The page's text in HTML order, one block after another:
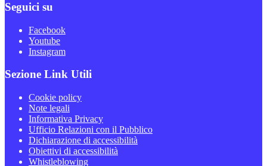
Seguici su
Facebook
Youtube
Instagram
Sezione Link Utili
Cookie policy
Note legali
Informativa Privacy
Ufficio Relazioni con il Pubblico
Dichiarazione di accessibilità
Obiettivi di accessibilità
Whistleblowing